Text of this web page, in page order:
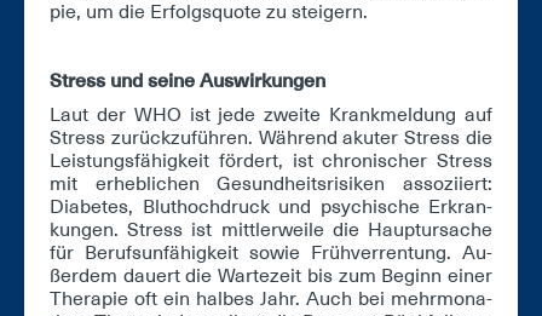
pie, um die Er­folgs­quo­te zu stei­gern.
Stress und sei­ne Aus­wir­kun­gen
Laut der WHO ist je­de zwei­te Krank­mel­dung auf
Stress zu­rück­zu­füh­ren. Wäh­rend aku­ter Stress die
Leis­tungs­fä­hig­keit för­dert, ist chro­ni­scher Stress
mit er­heb­li­chen Ge­sund­heits­ri­si­ken as­so­zi­iert:
Dia­be­tes, Blut­hoch­druck und psy­chi­sche Er­kran­
kun­gen. Stress ist mitt­ler­wei­le die Haupt­ur­sa­che
für Be­rufs­un­fä­hig­keit so­wie Früh­ver­ren­tung. Au­
ßer­dem dau­ert die War­te­zeit bis zum Be­ginn ei­ner
The­ra­pie oft ein hal­bes Jahr. Auch bei mehr­mo­na­